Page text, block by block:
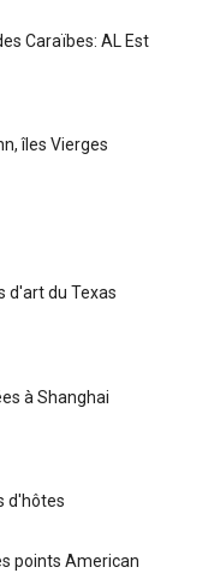
Caraïbes: AL Est
îles Vierges
d'art du Texas
à Shanghai
d'hôtes
points American